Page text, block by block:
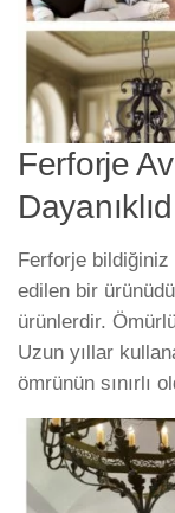
Ferforje
Ferforje
edilen bir
ürünlerdir.
Uzun yıllar
ömrünün sınırlı